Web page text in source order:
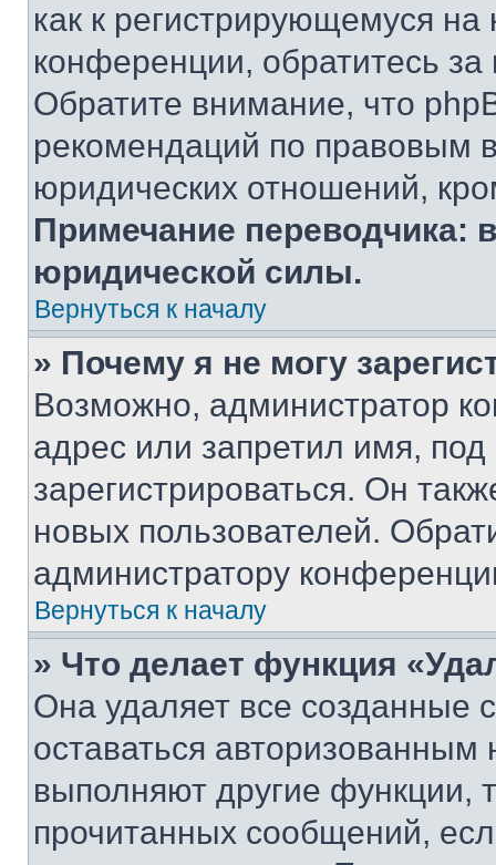
как к регистрирующемуся
конференции, обратитесь
Обратите внимание, что
рекомендаций по правовым
юридических отношений,
Примечание переводчика:
юридической силы.
Вернуться к началу
» Почему я не могу
Возможно, администратор
адрес или запретил имя,
зарегистрироваться. Он
новых пользователей.
администратору
Вернуться к началу
» Что делает функция
Она удаляет все созданные
оставаться
выполняют другие функции,
прочитанных сообщений,